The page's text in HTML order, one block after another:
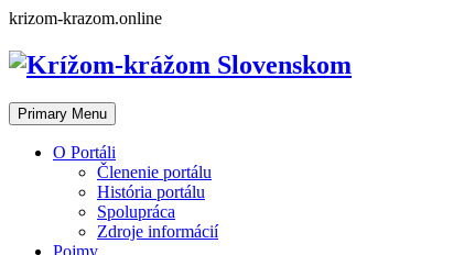
Skip
content
krizom-krazom.online
Primary Menu
O Portáli
Členenie portálu
História portálu
Spolupráca
Zdroje informácií
Pojmy